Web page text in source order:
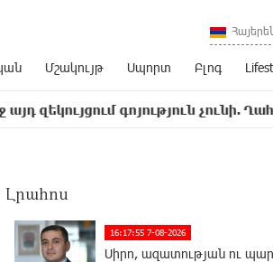
Մշակույթ Սպորտ Բլոգ
գոյություն չունի.
Լրահոս
16:17:55 7-08-2026
Սիրո, ազատության ու